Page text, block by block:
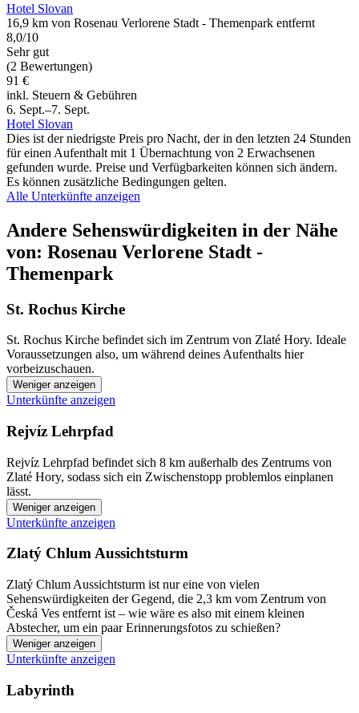
Hotel Slovan
16,9 km von Rosenau Verlorene Stadt - Themenpark entfernt
8,0/10
Sehr gut
(2 Bewertungen)
91 €
inkl. Steuern & Gebühren
6. Sept.–7. Sept.
Hotel Slovan
Dies ist der niedrigste Preis pro Nacht, der in den letzten 24 Stunden
für einen Aufenthalt mit 1 Übernachtung von 2 Erwachsenen
gefunden wurde. Preise und Verfügbarkeiten können sich ändern.
Es können zusätzliche Bedingungen gelten.
Alle Unterkünfte anzeigen
Andere Sehenswürdigkeiten in der Nähe
von: Rosenau Verlorene Stadt -
Themenpark
St. Rochus Kirche
St. Rochus Kirche befindet sich im Zentrum von Zlaté Hory. Ideale
Voraussetzungen also, um während deines Aufenthalts hier
vorbeizuschauen.
Weniger anzeigen
Unterkünfte anzeigen
Rejvíz Lehrpfad
Rejvíz Lehrpfad befindet sich 8 km außerhalb des Zentrums von
Zlaté Hory, sodass sich ein Zwischenstopp problemlos einplanen
lässt.
Weniger anzeigen
Unterkünfte anzeigen
Zlatý Chlum Aussichtsturm
Zlatý Chlum Aussichtsturm ist nur eine von vielen
Sehenswürdigkeiten der Gegend, die 2,3 km vom Zentrum von
Česká Ves entfernt ist – wie wäre es also mit einem kleinen
Abstecher, um ein paar Erinnerungsfotos zu schießen?
Weniger anzeigen
Unterkünfte anzeigen
Labyrinth